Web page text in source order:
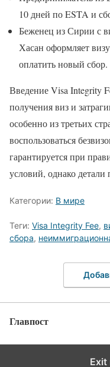
10 дней по ESTA и
Беженец из Сирии с
Хасан оформляет
оплатить новый сбор.
Введение Visa Integrity
получения виз и
особенно из третьих
воспользоваться
гарантируется при
условий, однако
Категории: В мире
Теги: Visa Integrity Fee,
сбора,
Главпост
Exit